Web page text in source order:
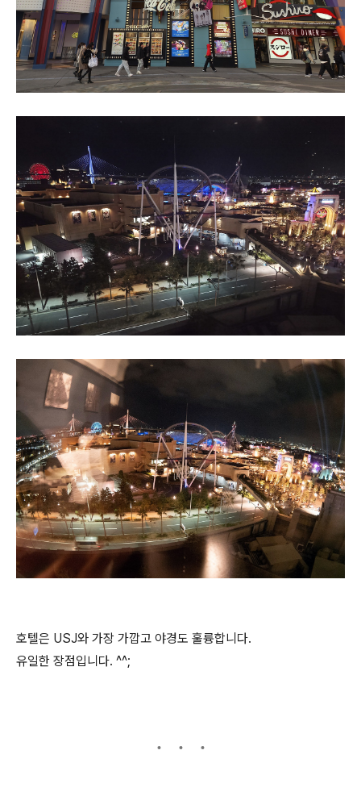
호텔은 USJ와 가장 가깝고 야경도 훌륭합니다.
유일한 장점입니다. ^^;